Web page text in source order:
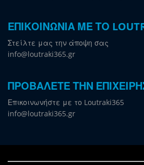
ΕΠΙΚΟΙΝΩΝΙΑ ΜΕ ΤΟ
Στείλτε μας την άποψη σας
info@loutraki365.gr
ΠΡΟΒΑΛΕΤΕ ΤΗΝ
Επικοινωνήστε με το Loutraki365
info@loutraki365.gr